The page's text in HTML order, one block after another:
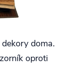
doma.
oproti